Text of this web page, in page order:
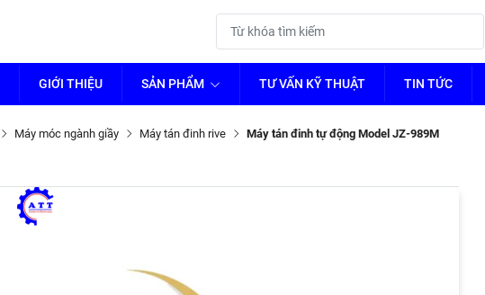
GIỚI THIỆU SẢN PHẨM TƯ VẤN KỸ THUẬT TIN TỨC
Máy móc ngành giầy Máy tán đinh rive Máy tán đinh tự động Model JZ-989M